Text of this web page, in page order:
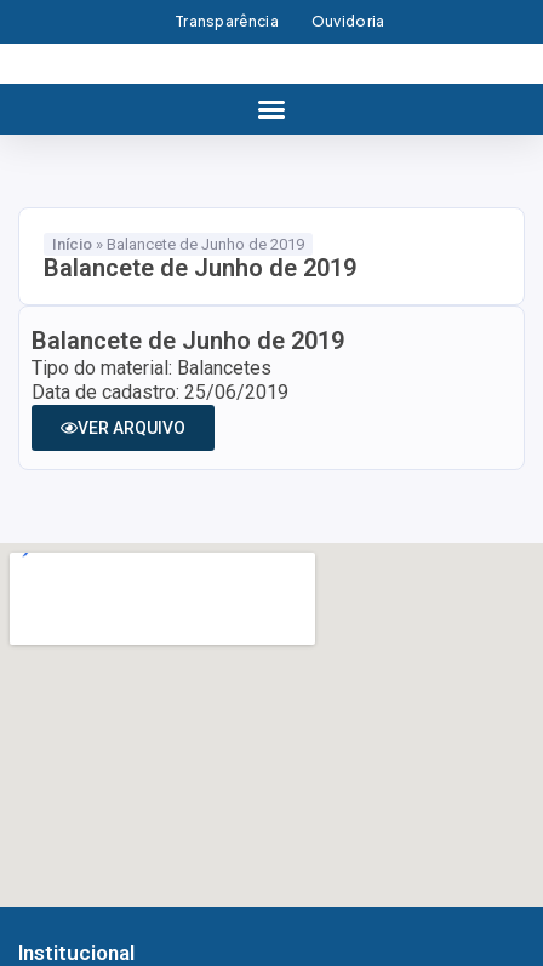
Transparência Ouvidoria
Início » Balancete de Junho de 2019
Balancete de Junho de 2019
Balancete de Junho de 2019
Tipo do material: Balancetes
Data de cadastro: 25/06/2019
VER ARQUIVO
Institucional